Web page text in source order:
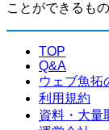
ことができるも
TOP
Q&A
ウェブ魚拓
利用規約
資料・大量